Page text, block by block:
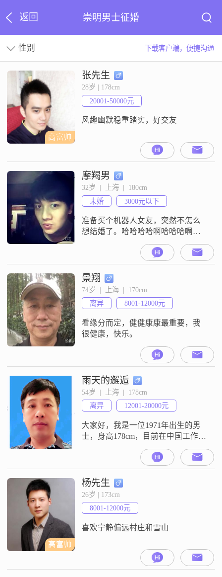
返回 崇明男士征婚
性别 下载客户端，便捷沟通
高富帅
张先生
28岁 | 178cm
20001-50000元
风趣幽默稳重踏实，好交友
摩羯男
32岁  |  上海  |  180cm
未婚
3000元以下
准备买个机器人女友，突然不怎么
想结婚了。哈哈哈哈啊哈哈哈啊啊
哈哈啊哈哈哈哈啊哈啊啊啊哈哈
哈，可以找我一起打游戏哟。哈哈
哈哈啊哈哈哈啊啊哈哈哈。
景翔
74岁  |  上海  |  170cm
离异
8001-12000元
看缘分而定，健健康康最重要，我
很健康，快乐。
雨天的邂逅
54岁  |  上海  |  178cm
离异
12001-20000元
大家好，我是一位1971年出生的男
士，身高178cm，目前在中国工作，
月收入在12001到20000元之间
##3002##我拥有大学本科学历，性
格上我比较稳重可靠，责任感强，
乐观积极，对待生活和工作都比较
成熟稳重##3002##我认为家庭非常
重要，会优先考虑家庭的幸福和稳
定##3002##在生活中，我非常注重
健康养生，
高富帅
杨先生
26岁 | 173cm
8001-12000元
喜欢宁静偏远村庄和雪山